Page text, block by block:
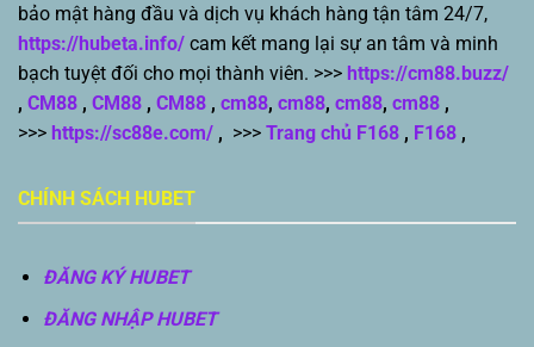
bảo mật hàng đầu và dịch vụ khách hàng tận tâm 24/7,
https://hubeta.info/ cam kết mang lại sự an tâm và minh
bạch tuyệt đối cho mọi thành viên. >>> https://cm88.buzz/
, CM88 , CM88 , CM88 , cm88, cm88, cm88, cm88 ,
>>> https://sc88e.com/ , >>> Trang chủ F168 , F168 ,
CHÍNH SÁCH HUBET
ĐĂNG KÝ HUBET
ĐĂNG NHẬP HUBET